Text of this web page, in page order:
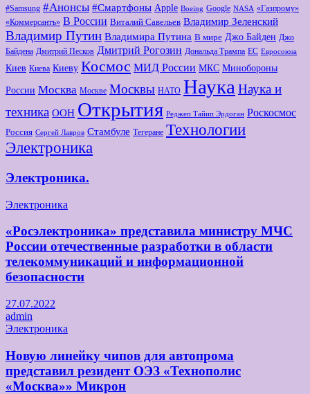
#Samsung #Анонсы #Смартфоны Apple Boeing Google NASA «Газпрому»
«Коммерсантъ» В России Виталий Савельев Владимир Зеленский
Владимир Путин Владимира Путина В мире Джо Байден Джо
Байдена Дмитрий Песков Дмитрий Рогозин Дональда Трампа ЕС Евросоюза
Киев Киева Киеву Космос МИД России МКС Минобороны
России Москва Москве Москвы НАТО Наука Наука и
техника ООН Открытия Реджеп Тайип Эрдоган Роскосмос
Россия Сергей Лавров Стамбуле Тегеране Технологии
Электроника
Электроника.
Электроника
«Росэлектроника» представила министру МЧС
России отечественные разработки в области
телекоммуникаций и информационной
безопасности
27.07.2022
admin
Электроника
Новую линейку чипов для автопрома
представил резидент ОЭЗ «Технополис
«Москва»» Микрон